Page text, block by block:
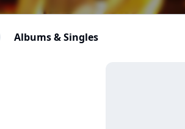
Albums & Singles